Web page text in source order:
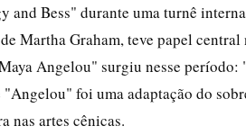
and Bess" durante uma turnê
Martha Graham, teve papel central
Angelou" surgiu nesse período:
foi uma adaptação do
nas artes cênicas.